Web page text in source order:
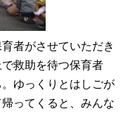
者がさせていただき
救助を待つ保育者
ゆっくりとはしごが
ってくると、みんな